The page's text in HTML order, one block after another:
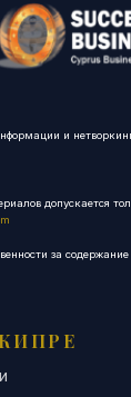
и
допускается
за